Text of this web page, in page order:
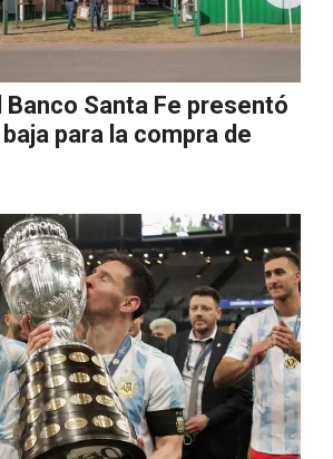
Banco Santa Fe presentó
para la compra de